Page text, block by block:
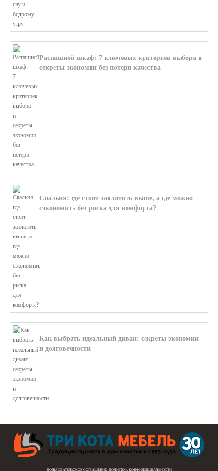
Распашной шкаф: 7 ключевых критериев выбора и
секреты экономии без потери качества
Спальня: где стоит заплатить выше, а где можно
сэкономить без риска для комфорта?
Как выбрать идеальный диван: секреты экономии
и долговечности
ПОЛЬЗОВАТЕЛЬСКОЕ СОГЛАШЕНИЕ| ПОЛИТИКА КОНФИДЕНЦИАЛЬНОСТИ